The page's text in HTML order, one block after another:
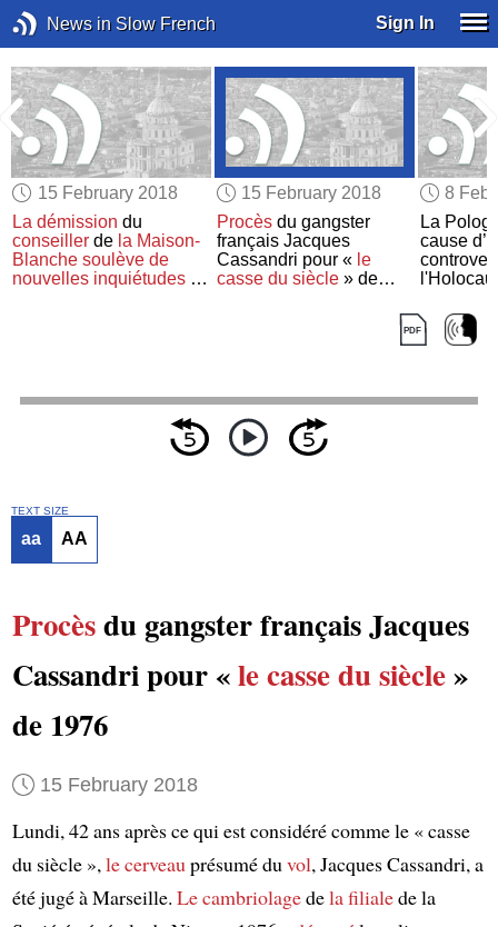
News in Slow French Sign In
15 February 2018
La démission du
conseiller de la Maison-
Blanche soulève de
nouvelles inquiétudes au
15 February 2018
Procèsdu gangster
français Jacques
Cassandri pour « le
casse du siècle» de
8
La
cause d’
TEXT SIZE
aa AA
Procèsdu gangster français Jacques
Cassandri pour «le casse du siècle»
de 1976
15 February 2018
Lundi, 42 ans après ce qui est considéré comme le « casse
du siècle »,le cerveauprésumé duvol, Jacques Cassandri, a
été jugé à Marseille. Le cambriolagedela filialede la